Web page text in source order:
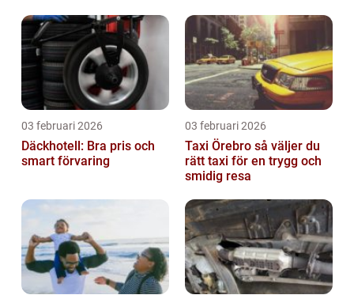
03 februari 2026
Däckhotell: Bra pris och
smart förvaring
03 februari 2026
Taxi Örebro så väljer du
rätt taxi för en trygg och
smidig resa